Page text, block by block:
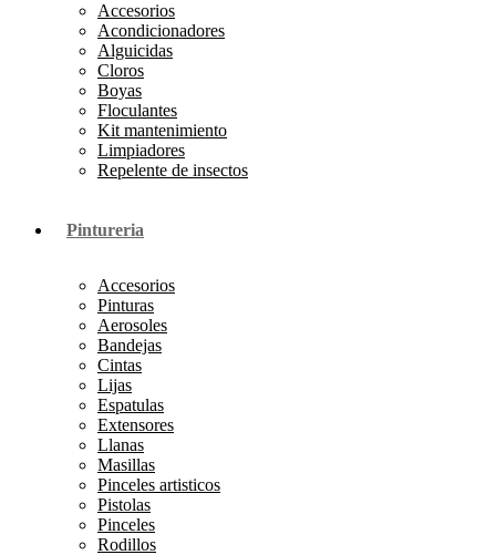
Accesorios
Acondicionadores
Alguicidas
Cloros
Boyas
Floculantes
Kit mantenimiento
Limpiadores
Repelente de insectos
Pintureria
Accesorios
Pinturas
Aerosoles
Bandejas
Cintas
Lijas
Espatulas
Extensores
Llanas
Masillas
Pinceles artisticos
Pistolas
Pinceles
Rodillos